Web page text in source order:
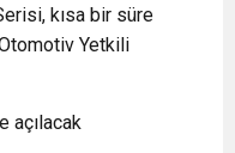
kısa bir süre
Yetkili
açılacak